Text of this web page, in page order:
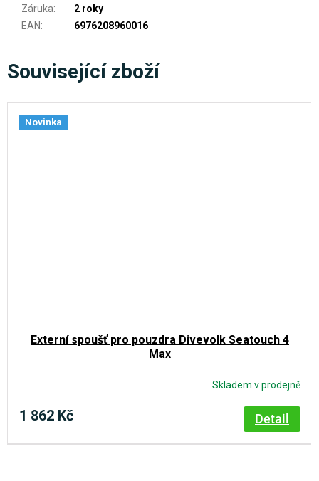
Záruka:
2 roky
EAN: 6976208960016
Související zboží
Novinka
Externí spoušť pro pouzdra Divevolk Seatouch 4
Max
Skladem v prodejně
1 862 Kč Detail